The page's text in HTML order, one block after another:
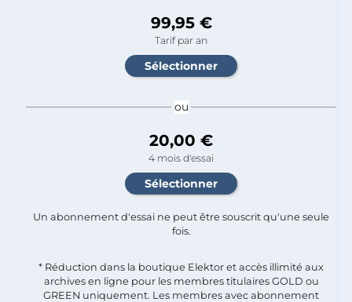
99,95 €
Tarif par an
ou
20,00 €
4 mois d'essai
Un abonnement d'essai ne peut être souscrit qu'une seule
fois.​
* Réduction dans la boutique Elektor et accès illimité aux
archives en ligne pour les membres titulaires GOLD ou
GREEN uniquement. Les membres avec abonnement